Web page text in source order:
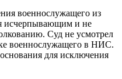
военнослужащего из
исчерпывающим и не
Суд не усмотрел
военнослужащего в НИС.
для исключения